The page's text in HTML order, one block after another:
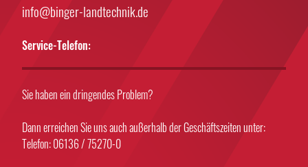
info@binger-landtechnik.de
Service-Telefon:
Sie haben ein dringendes Problem?
Dann erreichen Sie uns auch außerhalb der Geschäftszeiten unter:
Telefon: 06136 / 75270-0